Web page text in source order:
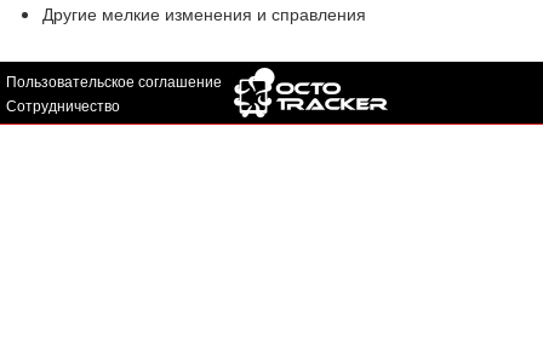
Другие мелкие изменения и справления
Пользовательское соглашение
Сотрудничество